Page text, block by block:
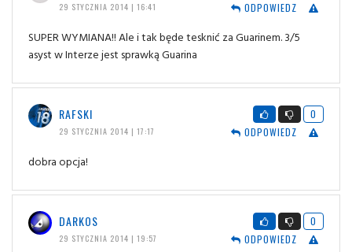
29 STYCZNIA 2014 | 16:41
ODPOWIEDZ
SUPER WYMIANA!! Ale i tak będe tesknić za Guarinem. 3/5
asyst w Interze jest sprawką Guarina
RAFSKI
29 STYCZNIA 2014 | 17:17
0
ODPOWIEDZ
dobra opcja!
DARKOS
29 STYCZNIA 2014 | 19:57
0
ODPOWIEDZ